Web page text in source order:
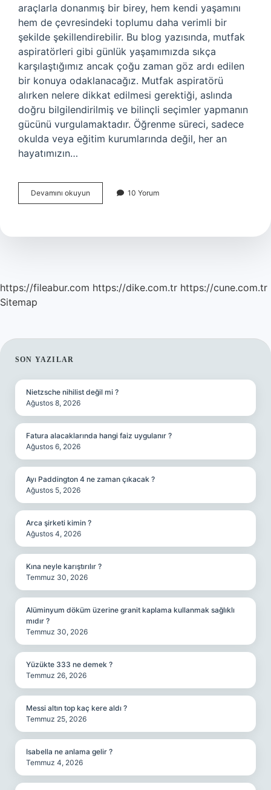
araçlarla donanmış bir birey, hem kendi yaşamını
hem de çevresindeki toplumu daha verimli bir
şekilde şekillendirebilir. Bu blog yazısında, mutfak
aspiratörleri gibi günlük yaşamımızda sıkça
karşılaştığımız ancak çoğu zaman göz ardı edilen
bir konuya odaklanacağız. Mutfak aspiratörü
alırken nelere dikkat edilmesi gerektiği, aslında
doğru bilgilendirilmiş ve bilinçli seçimler yapmanın
gücünü vurgulamaktadır. Öğrenme süreci, sadece
okulda veya eğitim kurumlarında değil, her an
hayatımızın…
Devamını okuyun
aspiratör
dikkat
10 Yorum
https://fileabur.com https://dike.com.tr https://cune.com.tr
Sitemap
SIDEBAR
SON YAZILAR
Nietzsche nihilist değil mi ?
Ağustos 8, 2026
Fatura alacaklarında hangi faiz uygulanır ?
Ağustos 6, 2026
Ayı Paddington 4 ne zaman çıkacak ?
Ağustos 5, 2026
Arca şirketi kimin ?
Ağustos 4, 2026
Kına neyle karıştırılır ?
Temmuz 30, 2026
Alüminyum döküm üzerine granit kaplama kullanmak sağlıklı
mıdır ?
Temmuz 30, 2026
Yüzükte 333 ne demek ?
Temmuz 26, 2026
Messi altın top kaç kere aldı ?
Temmuz 25, 2026
Isabella ne anlama gelir ?
Temmuz 4, 2026